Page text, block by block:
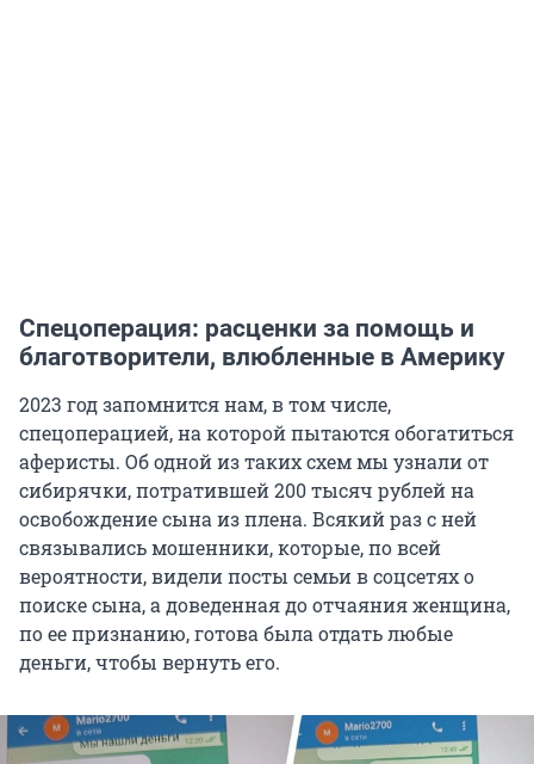
Спецоперация: расценки за помощь и
благотворители, влюбленные в Америку
2023 год запомнится нам, в том числе,
спецоперацией, на которой пытаются обогатиться
аферисты. Об одной из таких схем мы узнали от
сибирячки, потратившей 200 тысяч рублей на
освобождение сына из плена. Всякий раз с ней
связывались мошенники, которые, по всей
вероятности, видели посты семьи в соцсетях о
поиске сына, а доведенная до отчаяния женщина,
по ее признанию, готова была отдать любые
деньги, чтобы вернуть его.